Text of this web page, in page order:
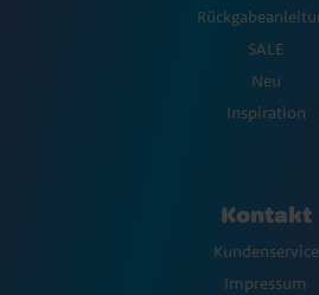
SALE
Neu
Inspiration
Kontakt
Kundenservice
Impressum